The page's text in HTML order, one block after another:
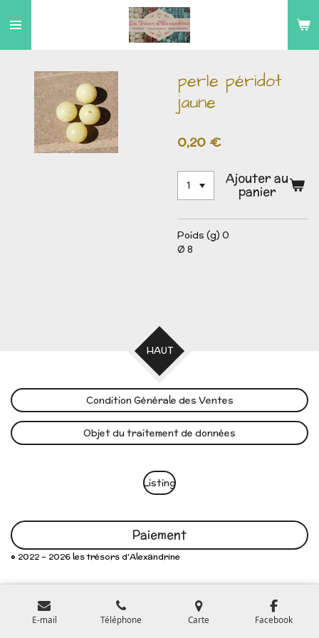
au
perle péridot
jaune
0,20 €
Ajouter au
panier
Poids (g) 0
Ø 8
HAUT
Condition Générale des Ventes
Objet du traitement de données
Listing
Paiement
© 2022 - 2026 les trésors d'Alexandrine
E-mail Téléphone Carte Facebook